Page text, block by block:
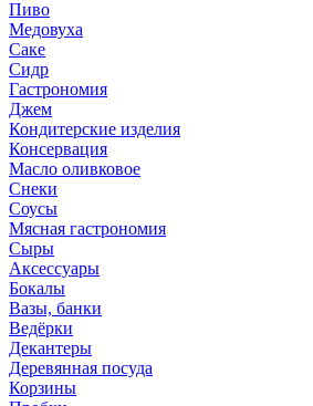
Пиво
Медовуха
Саке
Сидр
Гастрономия
Джем
Кондитерские изделия
Консервация
Масло оливковое
Снеки
Соусы
Мясная гастрономия
Сыры
Аксессуары
Бокалы
Вазы, банки
Ведёрки
Декантеры
Деревянная посуда
Корзины